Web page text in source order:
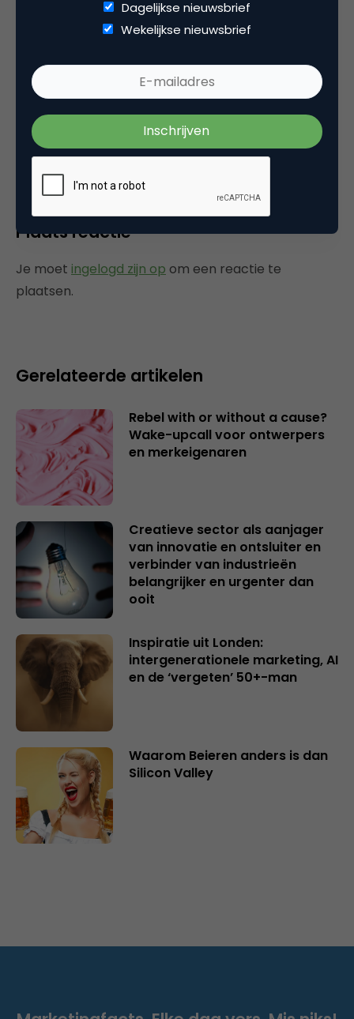
Vacature
Website
Categorie
Commerce
Plaats reactie
Je moet ingelogd zijn op om een reactie te
plaatsen.
Gerelateerde artikelen
Rebel with or without a cause?
Wake-upcall voor ontwerpers
en merkeigenaren
Creatieve sector als aanjager
van innovatie en ontsluiter en
verbinder van industrieën
belangrijker en urgenter dan
ooit
Inspiratie uit Londen:
intergenerationele marketing, AI
en de ‘vergeten’ 50+-man
Waarom Beieren anders is dan
Silicon Valley
Dagelijkse nieuwsbrief
Wekelijkse nieuwsbrief